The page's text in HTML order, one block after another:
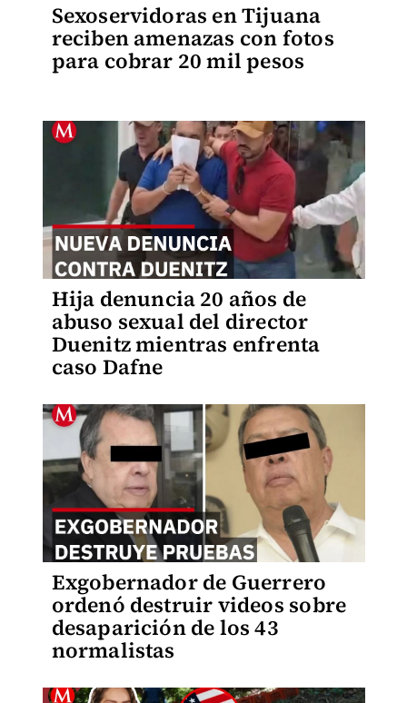
Sexoservidoras en Tijuana
reciben amenazas con fotos
para cobrar 20 mil pesos
Hija denuncia 20 años de
abuso sexual del director
Duenitz mientras enfrenta
caso Dafne
Exgobernador de Guerrero
ordenó destruir videos sobre
desaparición de los 43
normalistas